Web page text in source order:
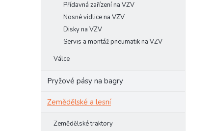
Přídavná zařízení na VZV
Nosné vidlice na VZV
Disky na VZV
Servis a montáž pneumatik na VZV
Válce
Pryžové pásy na bagry
Zemědělské a lesní
Zemědělské traktory